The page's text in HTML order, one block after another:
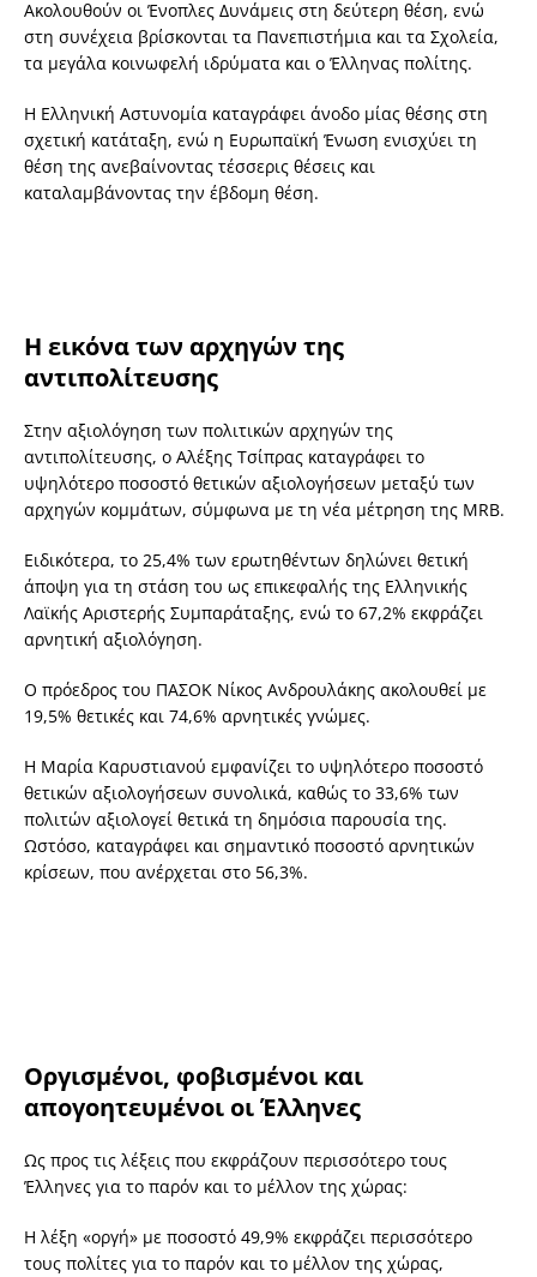
Ακολουθούν οι Ένοπλες Δυνάμεις στη δεύτερη θέση, ενώ
στη συνέχεια βρίσκονται τα Πανεπιστήμια και τα Σχολεία,
τα μεγάλα κοινωφελή ιδρύματα και ο Έλληνας πολίτης.
Η Ελληνική Αστυνομία καταγράφει άνοδο μίας θέσης στη
σχετική κατάταξη, ενώ η Ευρωπαϊκή Ένωση ενισχύει τη
θέση της ανεβαίνοντας τέσσερις θέσεις και
καταλαμβάνοντας την έβδομη θέση.
Η εικόνα των αρχηγών της
αντιπολίτευσης
Στην αξιολόγηση των πολιτικών αρχηγών της
αντιπολίτευσης, ο Αλέξης Τσίπρας καταγράφει το
υψηλότερο ποσοστό θετικών αξιολογήσεων μεταξύ των
αρχηγών κομμάτων, σύμφωνα με τη νέα μέτρηση της MRB.
Ειδικότερα, το 25,4% των ερωτηθέντων δηλώνει θετική
άποψη για τη στάση του ως επικεφαλής της Ελληνικής
Λαϊκής Αριστερής Συμπαράταξης, ενώ το 67,2% εκφράζει
αρνητική αξιολόγηση.
Ο πρόεδρος του ΠΑΣΟΚ Νίκος Ανδρουλάκης ακολουθεί με
19,5% θετικές και 74,6% αρνητικές γνώμες.
Η Μαρία Καρυστιανού εμφανίζει το υψηλότερο ποσοστό
θετικών αξιολογήσεων συνολικά, καθώς το 33,6% των
πολιτών αξιολογεί θετικά τη δημόσια παρουσία της.
Ωστόσο, καταγράφει και σημαντικό ποσοστό αρνητικών
κρίσεων, που ανέρχεται στο 56,3%.
Οργισμένοι, φοβισμένοι και
απογοητευμένοι οι Έλληνες
Ως προς τις λέξεις που εκφράζουν περισσότερο τους
Έλληνες για το παρόν και το μέλλον της χώρας:
Η λέξη «οργή» με ποσοστό 49,9% εκφράζει περισσότερο
τους πολίτες για το παρόν και το μέλλον της χώρας,